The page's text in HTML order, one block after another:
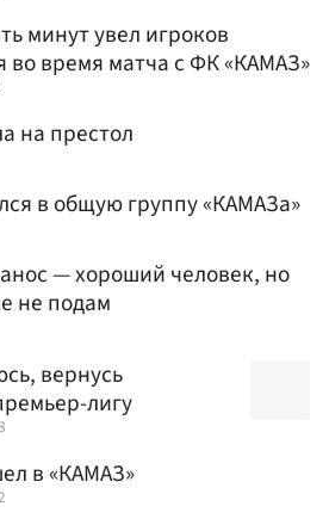
минут увел игроков
во время матча с ФК «КАМАЗ»
на престол
в общую группу «КАМАЗа»
— хороший человек, но
не подам
вернусь
лигу
в «КАМАЗ»